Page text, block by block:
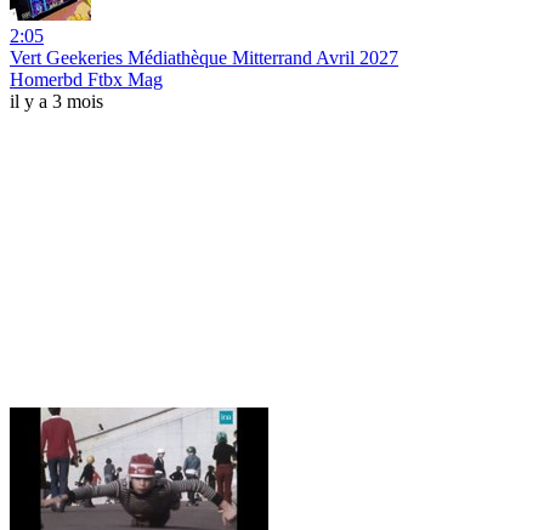
2:05
Vert Geekeries Médiathèque Mitterrand Avril 2027
Homerbd Ftbx Mag
il y a 3 mois